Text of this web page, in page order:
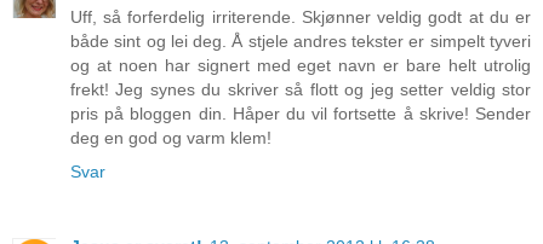
Uff, så forferdelig irriterende. Skjønner veldig godt at du er
både sint og lei deg. Å stjele andres tekster er simpelt tyveri
og at noen har signert med eget navn er bare helt utrolig
frekt! Jeg synes du skriver så flott og jeg setter veldig stor
pris på bloggen din. Håper du vil fortsette å skrive! Sender
deg en god og varm klem!
Svar